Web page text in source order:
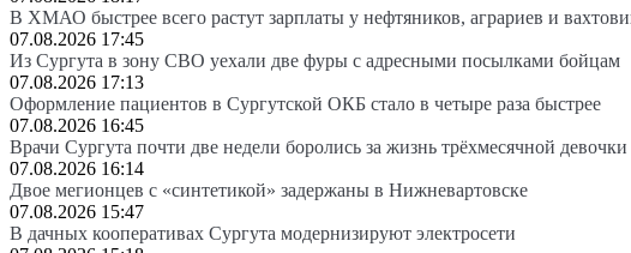
В ХМАО быстрее всего растут зарплаты у нефтяников, аграриев и
07.08.2026 17:45
Из Сургута в зону СВО уехали две фуры с адресными посылками бойцам
07.08.2026 17:13
Оформление пациентов в Сургутской ОКБ стало в четыре раза быстрее
07.08.2026 16:45
Врачи Сургута почти две недели боролись за жизнь трёхмесячной девочки
07.08.2026 16:14
Двое мегионцев с «синтетикой» задержаны в Нижневартовске
07.08.2026 15:47
В дачных кооперативах Сургута модернизируют электросети